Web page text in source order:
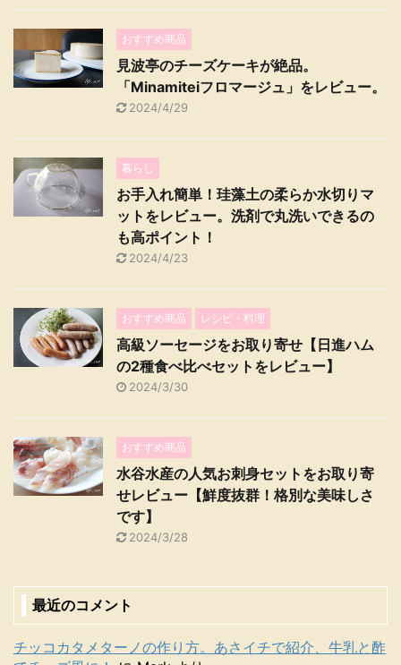
おすすめ商品
見波亭のチーズケーキが絶品。
「Minamiteiフロマージュ」をレビュー。
2024/4/29
暮らし
お手入れ簡単！珪藻土の柔らか水切りマ
ットをレビュー。洗剤で丸洗いできるの
も高ポイント！
2024/4/23
おすすめ商品 レシピ・料理
高級ソーセージをお取り寄せ【日進ハム
の2種食べ比べセットをレビュー】
2024/3/30
おすすめ商品
水谷水産の人気お刺身セットをお取り寄
せレビュー【鮮度抜群！格別な美味しさ
です】
2024/3/28
最近のコメント
チッコカタメターノの作り方。あさイチで紹介、牛乳と酢